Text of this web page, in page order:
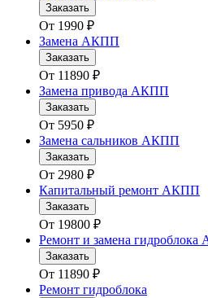
Заказать
От 1990 ₽
Замена АКПП
Заказать
От 11890 ₽
Замена привода АКПП
Заказать
От 5950 ₽
Замена сальников АКПП
Заказать
От 2980 ₽
Капитальный ремонт АКПП
Заказать
От 19800 ₽
Ремонт и замена
Заказать
От 11890 ₽
Ремонт гидроблока